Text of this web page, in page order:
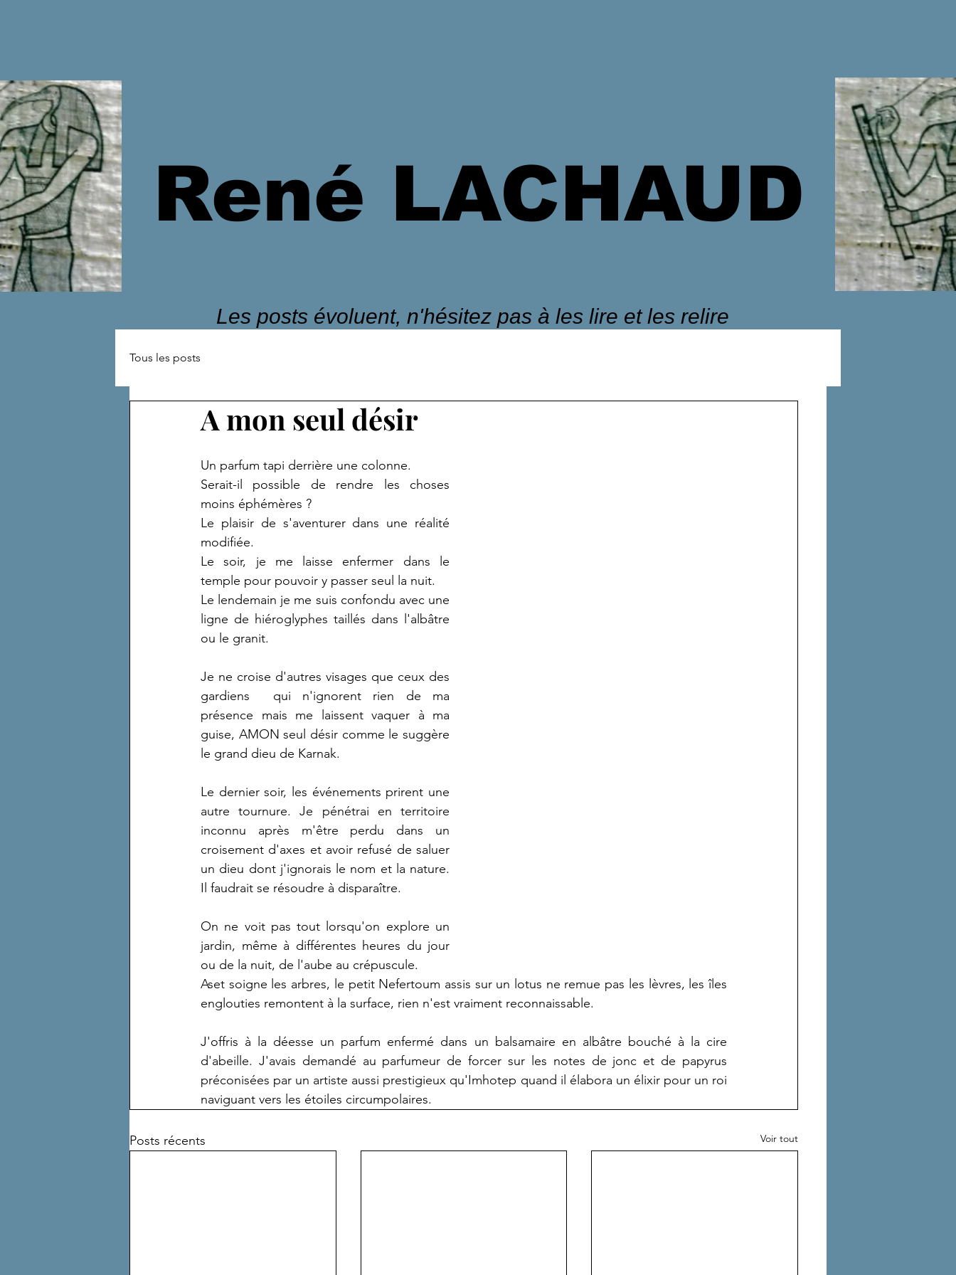
René LACHAUD
Les posts évoluent, n'hésitez pas à les lire et les relire
Tous les posts
A mon seul désir
Un parfum tapi derrière une colonne.
Serait-il possible de rendre les choses
moins éphémères ?
Le plaisir de s'aventurer dans une réalité
modifiée.
Le soir, je me laisse enfermer dans le
temple pour pouvoir y passer seul la nuit.
Le lendemain je me suis confondu avec une
ligne de hiéroglyphes taillés dans l'albâtre
ou le granit.
Je ne croise d'autres visages que ceux des
gardiens  qui n'ignorent rien de ma
présence mais me laissent vaquer à ma
guise, AMON seul désir comme le suggère
le grand dieu de Karnak.
Le dernier soir, les événements prirent une
autre tournure. Je pénétrai en territoire
inconnu après m'être perdu dans un
croisement d'axes et avoir refusé de saluer
un dieu dont j'ignorais le nom et la nature.
Il faudrait se résoudre à disparaître.
On ne voit pas tout lorsqu'on explore un
jardin, même à différentes heures du jour
ou de la nuit, de l'aube au crépuscule.
Aset soigne les arbres, le petit Nefertoum assis sur un lotus ne remue pas les lèvres, les îles
englouties remontent à la surface, rien n'est vraiment reconnaissable.
J'offris à la déesse un parfum enfermé dans un balsamaire en albâtre bouché à la cire
d'abeille. J'avais demandé au parfumeur de forcer sur les notes de jonc et de papyrus
préconisées par un artiste aussi prestigieux qu'Imhotep quand il élabora un élixir pour un roi
naviguant vers les étoiles circumpolaires.
Posts récents Voir tout